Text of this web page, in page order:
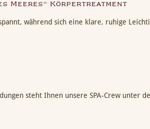
Meeres“ Körpertreatment
während sich eine klare, ruhige
steht Ihnen unsere SPA-Crew unter